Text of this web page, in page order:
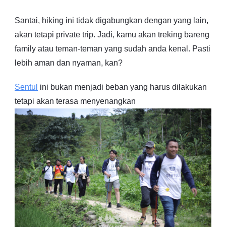
Santai, hiking ini tidak digabungkan dengan yang lain,
akan tetapi private trip. Jadi, kamu akan treking bareng
family atau teman-teman yang sudah anda kenal. Pasti
lebih aman dan nyaman, kan?
Sentul ini bukan menjadi beban yang harus dilakukan
tetapi akan terasa menyenangkan